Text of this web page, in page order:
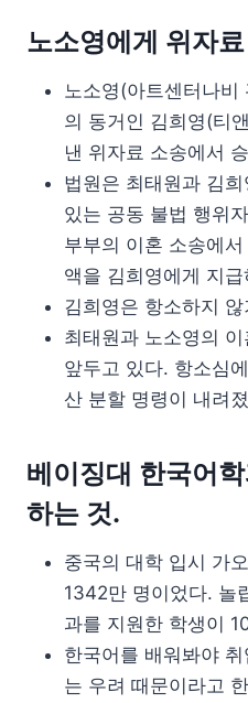
노소영에게 위자
노소영(아트센터나
의 동거인 김희영(티
낸 위자료 소송에서
법원은 최태원과 김
있는 공동 불법 행위
부부의 이혼 소송에
액을 김희영에게 지
김희영은 항소하지
최태원과 노소영의
앞두고 있다. 항소심
산 분할 명령이 내려
베이징대 한국어
하는 것.
중국의 대학 입시 가
1342만 명이었다. 놀
과를 지원한 학생이
한국어를 배워봐야
는 우려 때문이라고